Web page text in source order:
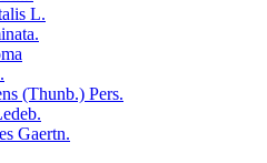
L.
(Thunb.) Pers.
Gaertn.